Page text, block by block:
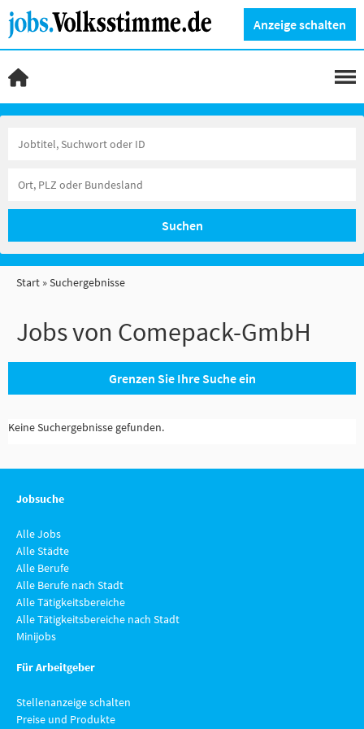
Anzeige schalten
Suchen
Start Suchergebnisse
Jobs von Comepack-GmbH
Grenzen Sie Ihre Suche ein
Keine Suchergebnisse gefunden.
Jobsuche
Alle Jobs
Alle Städte
Alle Berufe
Alle Berufe nach Stadt
Alle Tätigkeitsbereiche
Alle Tätigkeitsbereiche nach Stadt
Minijobs
Für Arbeitgeber
Stellenanzeige schalten
Preise und Produkte